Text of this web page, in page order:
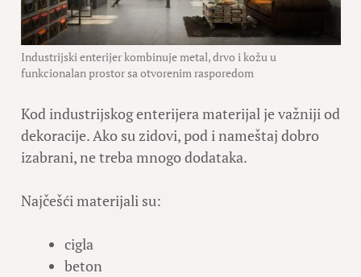
Industrijski enterijer kombinuje metal, drvo i kožu u
funkcionalan prostor sa otvorenim rasporedom
Kod industrijskog enterijera materijal je važniji od
dekoracije. Ako su zidovi, pod i nameštaj dobro
izabrani, ne treba mnogo dodataka.
Najčešći materijali su:
cigla
beton